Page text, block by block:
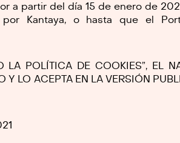
a partir del día 15 de enero de
Kantaya, o hasta que el
POLÍTICA DE COOKIES”, EL
Y LO ACEPTA EN LA VERSIÓN